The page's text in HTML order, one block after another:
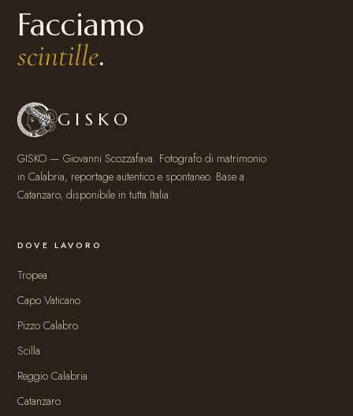
Facciamo
scintille.
GISKO
GISKO — Giovanni Scozzafava. Fotografo di matrimonio
in Calabria, reportage autentico e spontaneo. Base a
Catanzaro, disponibile in tutta Italia.
DOVE LAVORO
Tropea
Capo Vaticano
Pizzo Calabro
Scilla
Reggio Calabria
Catanzaro